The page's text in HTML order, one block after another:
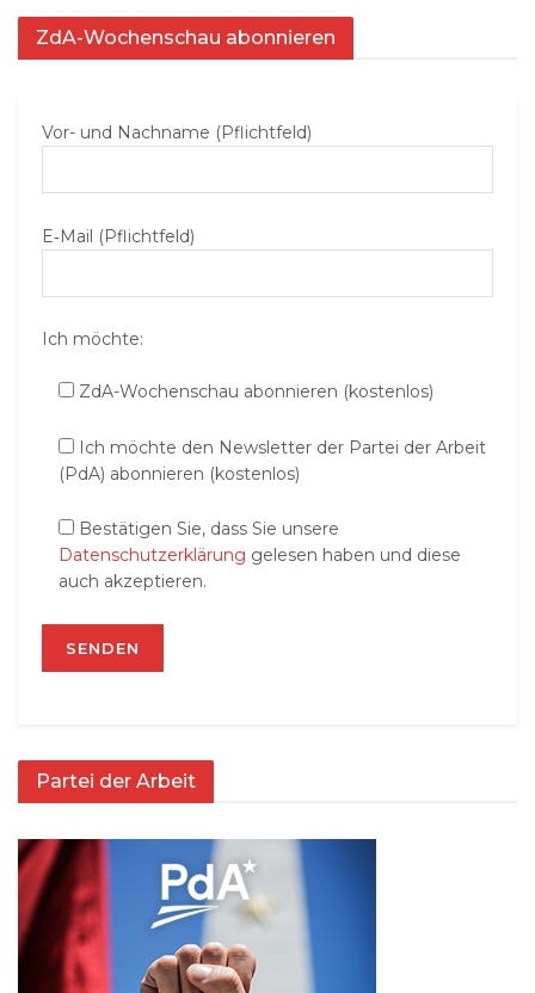
ZdA-Wochenschau abonnieren
Vor- und Nachname (Pflichtfeld)
E‑Mail (Pflichtfeld)
Ich möchte:
ZdA-Wochenschau abonnieren (kostenlos)
Ich möchte den Newsletter der Partei der Arbeit
(PdA) abonnieren (kostenlos)
Bestätigen Sie, dass Sie unsere
Datenschutzerklärung gelesen haben und diese
auch akzeptieren.
Partei der Arbeit